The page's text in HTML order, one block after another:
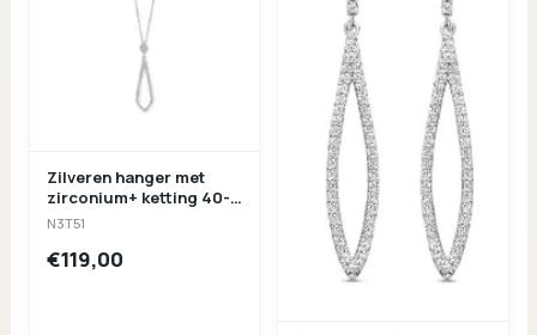
Zilveren hanger met
zirconium+ ketting 40-
42-45cm Naiomy N3T51
N3T51
€119,00